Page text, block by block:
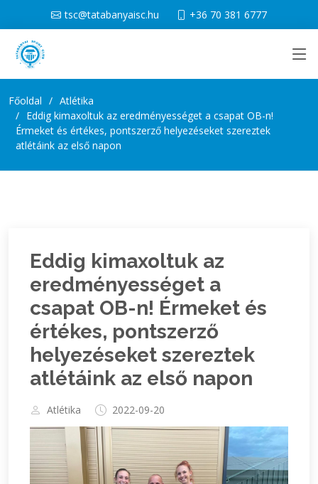
tsc@tatabanyaisc.hu +36 70 381 6777
Főoldal
Atlétika
Eddig kimaxoltuk az eredményességet a csapat OB-n!
Érmeket és értékes, pontszerző helyezéseket szereztek
atlétáink az első napon
Eddig kimaxoltuk az
eredményességet a
csapat OB-n! Érmeket és
értékes, pontszerző
helyezéseket szereztek
atlétáink az első napon
Atlétika 2022-09-20